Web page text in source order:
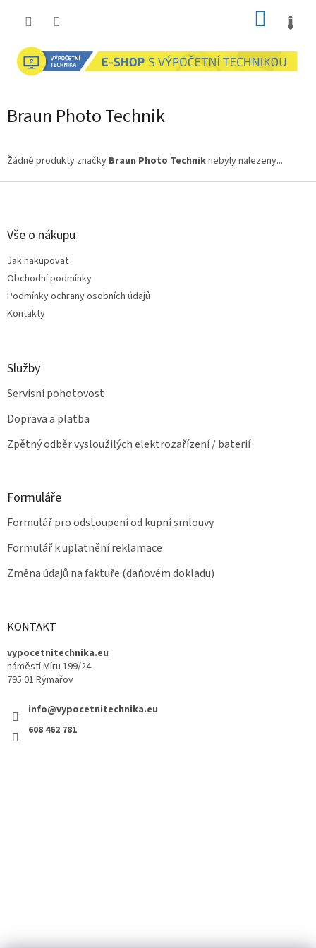
Braun Photo Technik
Žádné produkty značky Braun Photo Techniknebyly nalezeny...
Z
Vše o nákupu
Jak nakupovat
Obchodní podmínky
Podmínky ochrany osobních údajů
Kontakty
Služby
Servisní pohotovost
Doprava a platba
Zpětný odběr vysloužilých elektrozařízení / baterií
Formuláře
Formulář pro odstoupení od kupní smlouvy
Formulář k uplatnění reklamace
Změna údajů na faktuře (daňovém dokladu)
KONTAKT
vypocetnitechnika.eu
náměstí Míru 199/24
795 01 Rýmařov
info@vypocetnitechnika.eu
608 462 781